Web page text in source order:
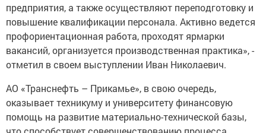
повышение квалификации персонала. Активно ведется
профориентационная работа, проходят ярмарки
вакансий, организуется производственная практика», -
отметил в своем выступлении Иван Николаевич.
оказывает техникуму и университету финансовую
помощь на развитие материально-технической базы,
что способствует совершенствованию процесса